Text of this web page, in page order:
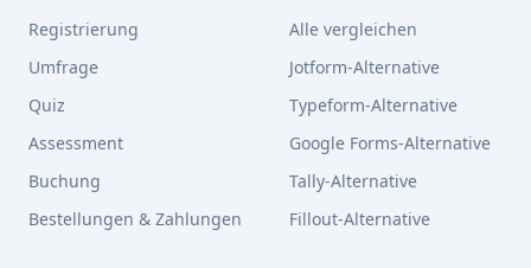
Registrierung
Umfrage
Quiz
Assessment
Buchung
Bestellungen & Zahlungen
Alle vergleichen
Jotform-Alternative
Typeform-Alternative
Google Forms-Alternative
Tally-Alternative
Fillout-Alternative